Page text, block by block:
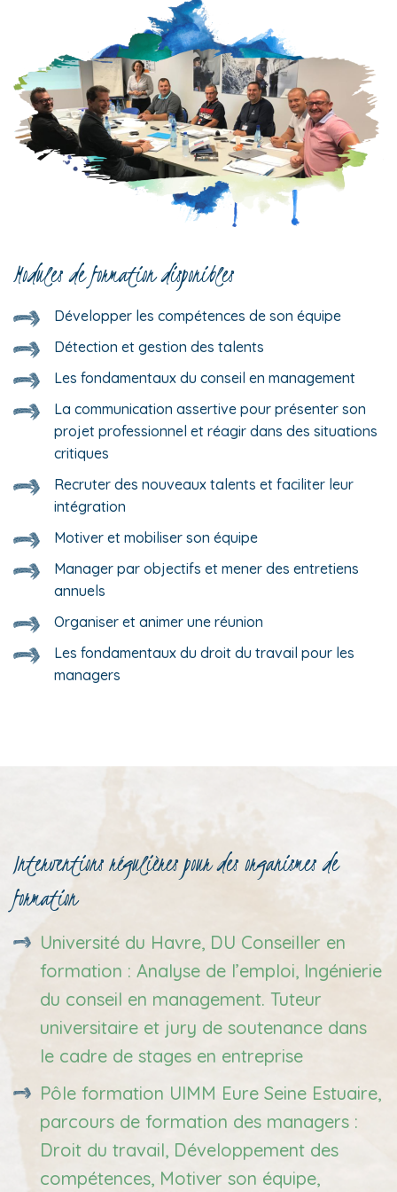
Modules de formation disponibles
Développer les compétences de son équipe
Détection et gestion des talents
Les fondamentaux du conseil en management
La communication assertive pour présenter son
projet professionnel et réagir dans des situations
critiques
Recruter des nouveaux talents et faciliter leur
intégration
Motiver et mobiliser son équipe
Manager par objectifs et mener des entretiens
annuels
Organiser et animer une réunion
Les fondamentaux du droit du travail pour les
managers
Interventions régulières pour des organismes de
formation
Université du Havre, DU Conseiller en
formation : Analyse de l’emploi, Ingénierie
du conseil en management. Tuteur
universitaire et jury de soutenance dans
le cadre de stages en entreprise
Pôle formation UIMM Eure Seine Estuaire,
parcours de formation des managers :
Droit du travail, Développement des
compétences, Motiver son équipe,